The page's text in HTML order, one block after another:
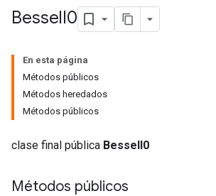
BesselI0
En esta página
Métodos públicos
Métodos heredados
Métodos públicos
clase final pública BesselI0
Métodos públicos